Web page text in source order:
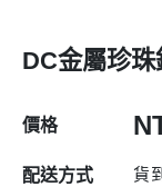
DC金屬珍
價格
配送方式
貨